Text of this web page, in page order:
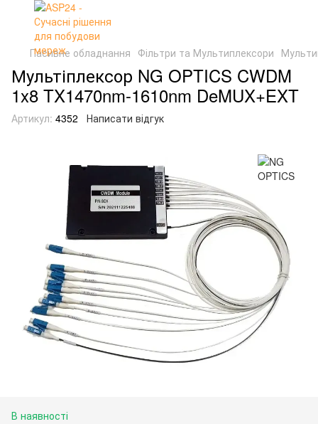
Пасивне обладнання Фільтри та Мультиплексори
Мультіплексор NG OPTICS CWDM
1x8 TX1470nm-1610nm DeMUX+EXT
Артикул: 4352 Написати відгук
В наявності